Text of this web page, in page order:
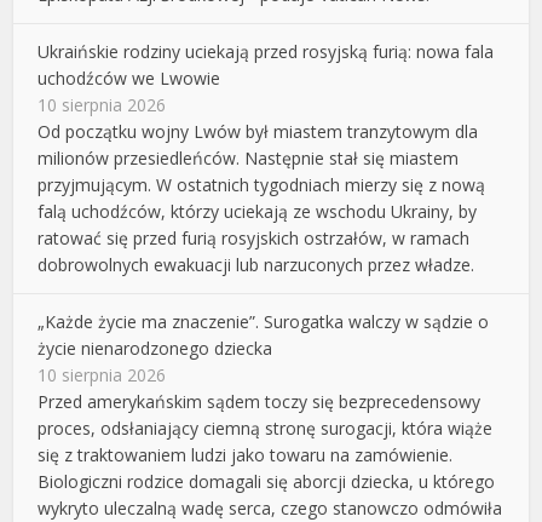
Ukraińskie rodziny uciekają przed rosyjską furią: nowa fala
uchodźców we Lwowie
10 sierpnia 2026
Od początku wojny Lwów był miastem tranzytowym dla
milionów przesiedleńców. Następnie stał się miastem
przyjmującym. W ostatnich tygodniach mierzy się z nową
falą uchodźców, którzy uciekają ze wschodu Ukrainy, by
ratować się przed furią rosyjskich ostrzałów, w ramach
dobrowolnych ewakuacji lub narzuconych przez władze.
„Każde życie ma znaczenie”. Surogatka walczy w sądzie o
życie nienarodzonego dziecka
10 sierpnia 2026
Przed amerykańskim sądem toczy się bezprecedensowy
proces, odsłaniający ciemną stronę surogacji, która wiąże
się z traktowaniem ludzi jako towaru na zamówienie.
Biologiczni rodzice domagali się aborcji dziecka, u którego
wykryto uleczalną wadę serca, czego stanowczo odmówiła